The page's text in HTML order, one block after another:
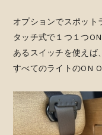
オプションでスポット
タッチ式で１つ１つ
あるスイッチを使えば、
すべてのライトのON